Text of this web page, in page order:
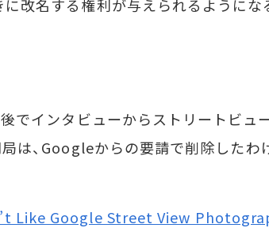
改名する権利が与えられるようにな
でインタビューからストリートビュ
は、Googleからの要請で削除したわ
Like Google Street View